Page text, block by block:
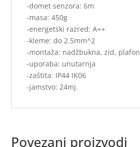
-domet senzora: 6m
-masa: 450g
-energetski razred: A++
-kleme: do 2.5mm^2
-montaža: nadžbukna, zid, plafon
-uporaba: unutarnja
-zaštita: IP44 IK06
-jamstvo: 24mj.
Povezani proizvodi